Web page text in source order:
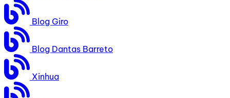
Blog Giro
Blog Dantas Barreto
Xinhua